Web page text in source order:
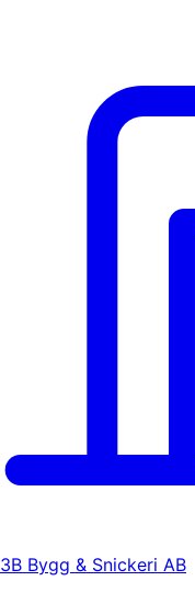
3B Bygg & Snickeri AB